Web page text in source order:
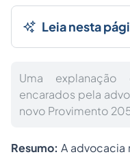
Leia nesta
Uma
encarados pela
novo Provimento
Resumo: A advocacia